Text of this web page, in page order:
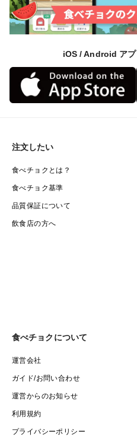
iOS / Android アプ
注文したい
食べチョクとは？
食べチョク基準
品質保証について
飲食店の方へ
食べチョクについて
運営会社
ガイド/お問い合わせ
運営からのお知らせ
利用規約
プライバシーポリシー